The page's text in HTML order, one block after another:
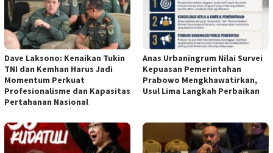
Dave Laksono: Kenaikan Tukin
TNI dan Kemhan Harus Jadi
Momentum Perkuat
Profesionalisme dan Kapasitas
Pertahanan Nasional
Anas Urbaningrum Nilai Survei
Kepuasan Pemerintahan
Prabowo Mengkhawatirkan,
Usul Lima Langkah Perbaikan